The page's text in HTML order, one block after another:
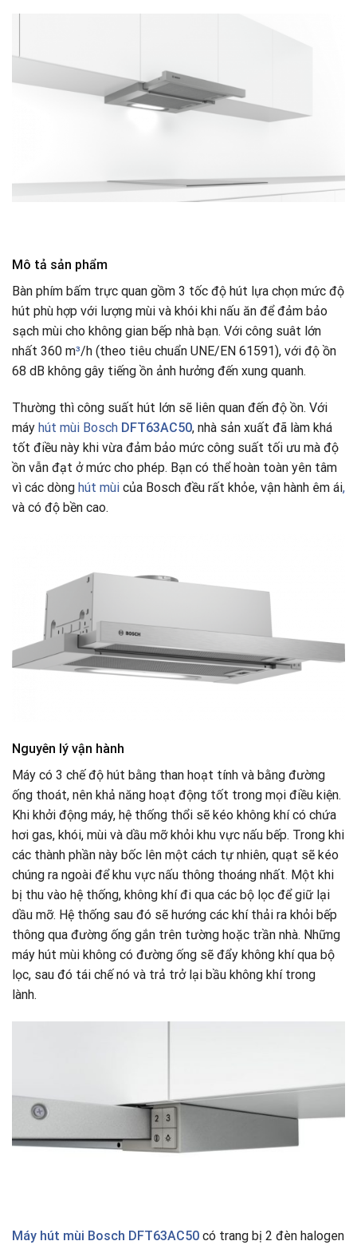
Mô tả sản phẩm
Bàn phím bấm trực quan gồm 3 tốc độ hút lựa chọn mức độ
hút phù hợp với lượng mùi và khói khi nấu ăn để đảm bảo
sạch mùi cho không gian bếp nhà bạn. Với công suât lớn
nhất 360 m³/h (theo tiêu chuẩn UNE/EN 61591), với độ ồn
68 dB không gây tiếng ồn ảnh hưởng đến xung quanh.
Thường thì công suất hút lớn sẽ liên quan đến độ ồn. Với
máy hút mùi Bosch DFT63AC50, nhà sản xuất đã làm khá
tốt điều này khi vừa đảm bảo mức công suất tối ưu mà độ
ồn vẫn đạt ở mức cho phép. Bạn có thể hoàn toàn yên tâm
vì các dòng hút mùi của Bosch đều rất khỏe, vận hành êm ái,
và có độ bền cao.
Nguyên lý vận hành
Máy có 3 chế độ hút bằng than hoạt tính và bằng đường
ống thoát, nên khả năng hoạt động tốt trong mọi điều kiện.
Khi khởi động máy, hệ thống thổi sẽ kéo không khí có chứa
hơi gas, khói, mùi và dầu mỡ khỏi khu vực nấu bếp. Trong khi
các thành phần này bốc lên một cách tự nhiên, quạt sẽ kéo
chúng ra ngoài để khu vực nấu thông thoáng nhất. Một khi
bị thu vào hệ thống, không khí đi qua các bộ lọc để giữ lại
dầu mỡ. Hệ thống sau đó sẽ hướng các khí thải ra khỏi bếp
thông qua đường ống gắn trên tường hoặc trần nhà. Những
máy hút mùi không có đường ống sẽ đẩy không khí qua bộ
lọc, sau đó tái chế nó và trả trở lại bầu không khí trong
lành.
Máy hút mùi Bosch DFT63AC50 có trang bị 2 đèn halogen